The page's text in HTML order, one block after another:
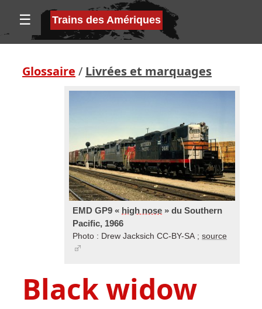
☰ Trains des Amériques
Glossaire / Livrées et marquages
EMD GP9 « high nose » du Southern
Pacific, 1966
Photo : Drew Jacksich CC-BY-SA ; source
Black widow